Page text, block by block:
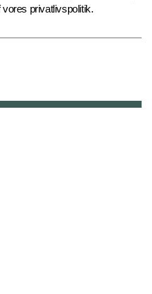
privatlivspolitik.